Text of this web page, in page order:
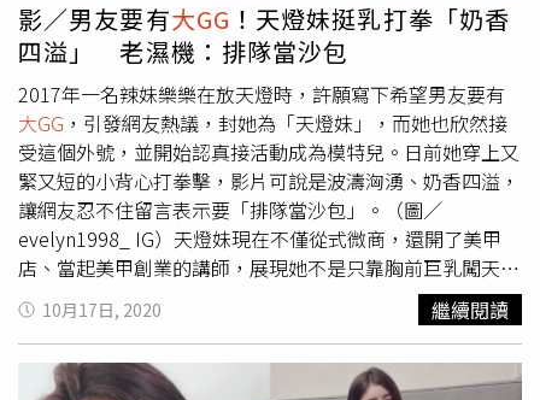
影／男友要有大GG ！天燈妹挺乳打拳「奶香
四溢」 老濕機：排隊當沙包
2017年一名辣妹樂樂在放天燈時，許願寫下希望男友要有
大GG ，引發網友熱議，封她為「天燈妹」，而她也欣然接
受這個外號，並開始認真接活動成為模特兒。日前她穿上又
緊又短的小背心打拳擊，影片可說是波濤洶湧、奶香四溢，
讓網友忍不住留言表示要「排隊當沙包」。（圖／
evelyn1998_ IG）天燈妹現在不僅從式微商，還開了美甲
店、當起美甲創業的講師，展現她不是只靠胸前巨乳闖天
下。不過，她也沒白白浪費胸前一對巨乳，同時當棚拍模特
兒，也會接展場活動，甚至還接拍廣告和MV，IG已經破50
萬粉絲追蹤。（圖／evelyn1998_ IG）天燈妹日前PO出打
拳擊的兩支影片，只見她紮起一頭長髮，身穿超緊身運動
10月17日, 2020 繼續閱讀